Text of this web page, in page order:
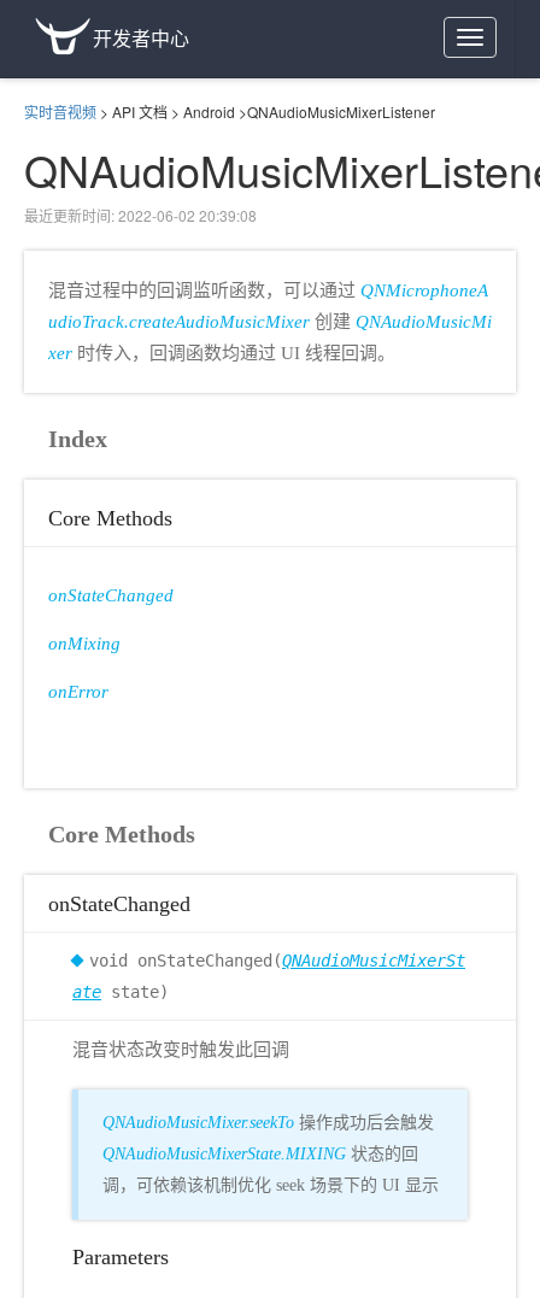
Toggle
navigation
开发者中心
实时音视频 > API 文档 > Android >QNAudioMusicMixerListener
最近更新时间: 2022-06-02 20:39:08
混音过程中的回调监听函数，可以通过 QNMicrophoneA
udioTrack.createAudioMusicMixer 创建 QNAudioMusicMi
xer 时传入，回调函数均通过 UI 线程回调。
Index
Core Methods
onStateChanged
onMixing
onError
Core Methods
onStateChanged
void onStateChanged(QNAudioMusicMixerSt
ate state)
混音状态改变时触发此回调
QNAudioMusicMixer.seekTo 操作成功后会触发
QNAudioMusicMixerState.MIXING 状态的回
调，可依赖该机制优化 seek 场景下的 UI 显示
Parameters